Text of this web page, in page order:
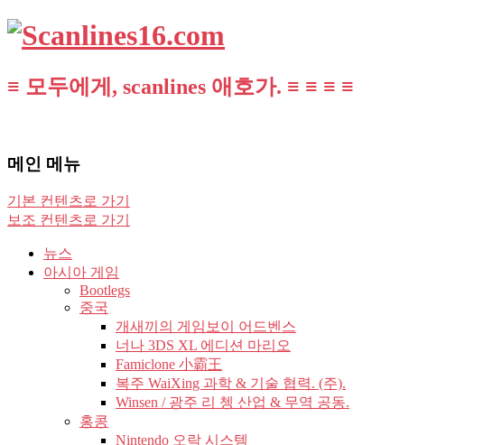
≡ 모두에게, scanlines 애호가. ≡ ≡ ≡ ≡
메인 메뉴
기본 컨텐츠로 가기
보조 컨텐츠로 가기
뉴스
아시아 게임
Bootlegs
중국
개새끼의 게임보이 어드벤스
너나 3DS XL 에디션 마리오
Famiclone 小霸王
복주 WaiXing 과학 & 기술 협력. (주).
Winsen / 광주 리 쳉 산업 & 무역 공동.
홍콩
Nintendo 오락 시스템